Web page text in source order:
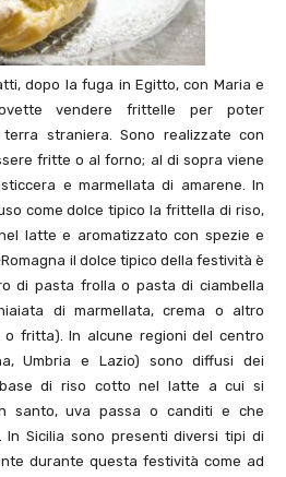
dopo la fuga in Egitto, con Maria e
vendere frittelle per poter
straniera. Sono realizzate con
fritte o al forno; al di sopra viene
e marmellata di amarene. In
come dolce tipico la frittella di riso,
latte e aromatizzato con spezie e
il dolce tipico della festività è
di pasta frolla o pasta di ciambella
di marmellata, crema o altro
fritta). In alcune regioni del centro
Umbria e Lazio) sono diffusi dei
di riso cotto nel latte a cui si
santo, uva passa o canditi e che
In Sicilia sono presenti diversi tipi di
durante questa festività come ad